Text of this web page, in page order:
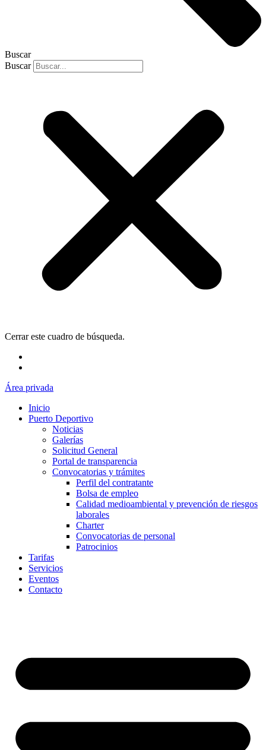
Buscar
Buscar
Cerrar este cuadro de búsqueda.
Área privada
Inicio
Puerto Deportivo
Noticias
Galerías
Solicitud General
Portal de transparencia
Convocatorias y trámites
Perfil del contratante
Bolsa de empleo
Calidad medioambiental y prevención de riesgos
laborales
Charter
Convocatorias de personal
Patrocinios
Tarifas
Servicios
Eventos
Contacto